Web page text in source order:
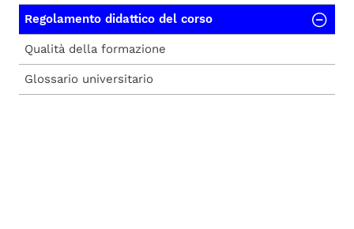
Regolamento didattico del corso
Qualità della formazione
Glossario universitario